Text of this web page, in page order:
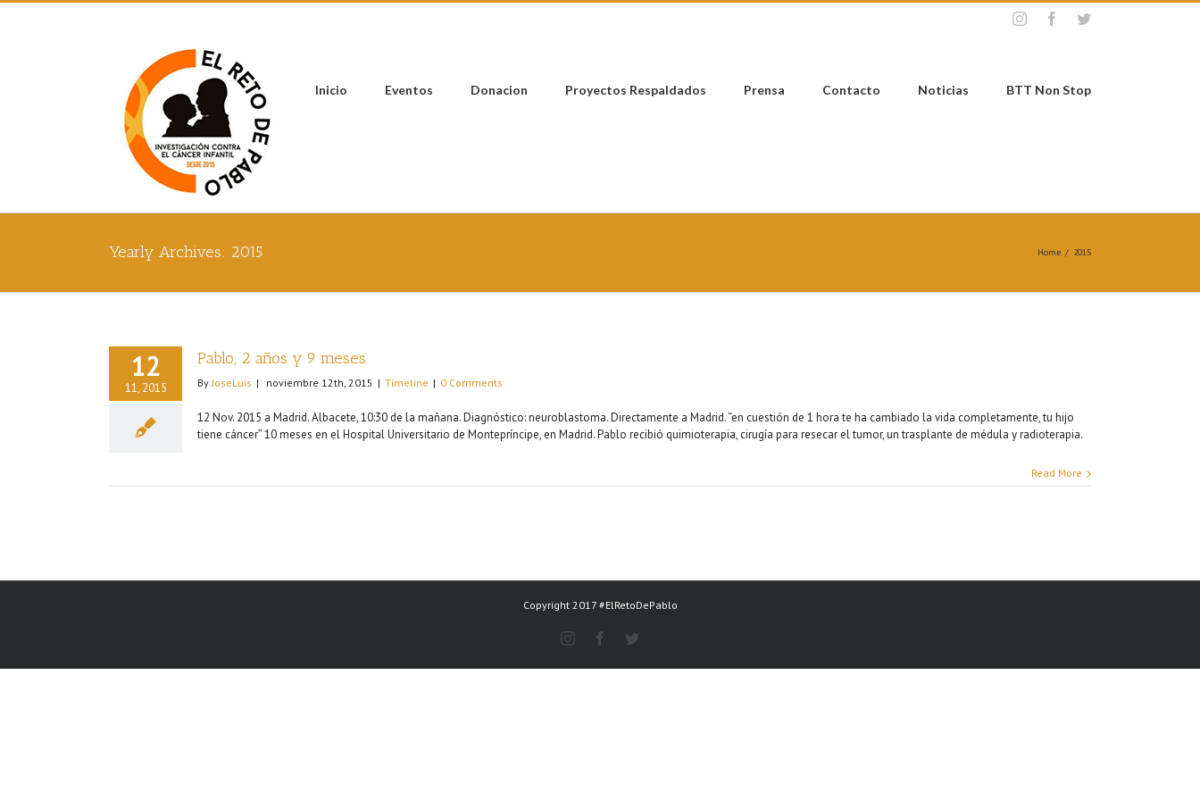
InstagramFacebookTwitter
Inicio Eventos Donacion Proyectos Respaldados Prensa Contacto Noticias BTT Non Stop
Yearly Archives: 2015 Home / 2015
12
11, 2015
Pablo, 2 años y 9 meses
ByJoseLuis | noviembre 12th, 2015 | Timeline | 0 Comments
12 Nov. 2015 a Madrid. Albacete, 10:30 de la mañana. Diagnóstico: neuroblastoma. Directamente a Madrid. “en cuestión de 1 hora te ha cambiado la vida completamente, tu hijo
tiene cáncer” 10 meses en el Hospital Universitario de Montepríncipe, en Madrid. Pablo recibió quimioterapia, cirugía para resecar el tumor, un trasplante de médula y radioterapia.
Read More
Copyright 2017 #ElRetoDePablo
InstagramFacebook